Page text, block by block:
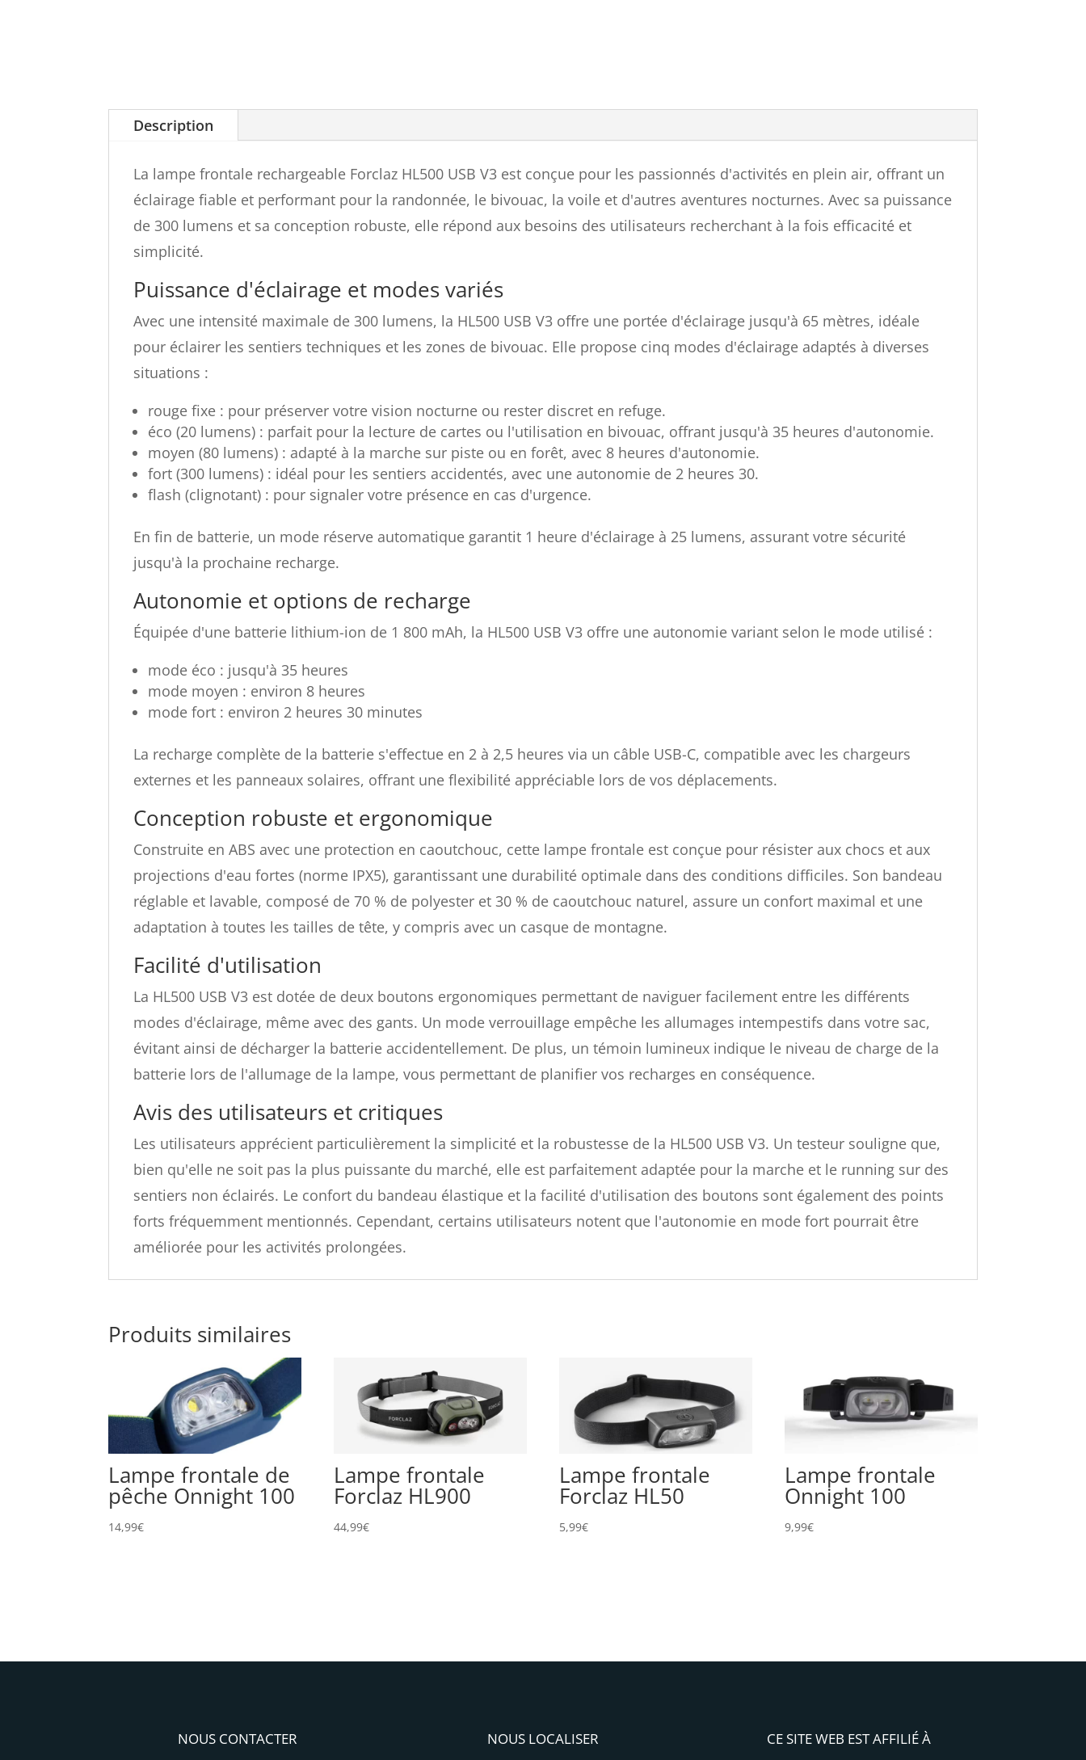
Description
La lampe frontale rechargeable Forclaz HL500 USB V3 est conçue pour les passionnés d'activités en plein air, offrant un
éclairage fiable et performant pour la randonnée, le bivouac, la voile et d'autres aventures nocturnes. Avec sa puissance
de 300 lumens et sa conception robuste, elle répond aux besoins des utilisateurs recherchant à la fois efficacité et
simplicité.
Puissance d'éclairage et modes variés
Avec une intensité maximale de 300 lumens, la HL500 USB V3 offre une portée d'éclairage jusqu'à 65 mètres, idéale
pour éclairer les sentiers techniques et les zones de bivouac. Elle propose cinq modes d'éclairage adaptés à diverses
situations :
rouge fixe : pour préserver votre vision nocturne ou rester discret en refuge.
éco (20 lumens) : parfait pour la lecture de cartes ou l'utilisation en bivouac, offrant jusqu'à 35 heures d'autonomie.
moyen (80 lumens) : adapté à la marche sur piste ou en forêt, avec 8 heures d'autonomie.
fort (300 lumens) : idéal pour les sentiers accidentés, avec une autonomie de 2 heures 30.
flash (clignotant) : pour signaler votre présence en cas d'urgence.
En fin de batterie, un mode réserve automatique garantit 1 heure d'éclairage à 25 lumens, assurant votre sécurité
jusqu'à la prochaine recharge.
Autonomie et options de recharge
Équipée d'une batterie lithium-ion de 1 800 mAh, la HL500 USB V3 offre une autonomie variant selon le mode utilisé :​
mode éco : jusqu'à 35 heures
mode moyen : environ 8 heures
mode fort : environ 2 heures 30 minutes
La recharge complète de la batterie s'effectue en 2 à 2,5 heures via un câble USB-C, compatible avec les chargeurs
externes et les panneaux solaires, offrant une flexibilité appréciable lors de vos déplacements.​
Conception robuste et ergonomique
Construite en ABS avec une protection en caoutchouc, cette lampe frontale est conçue pour résister aux chocs et aux
projections d'eau fortes (norme IPX5), garantissant une durabilité optimale dans des conditions difficiles. Son bandeau
réglable et lavable, composé de 70 % de polyester et 30 % de caoutchouc naturel, assure un confort maximal et une
adaptation à toutes les tailles de tête, y compris avec un casque de montagne.
Facilité d'utilisation
La HL500 USB V3 est dotée de deux boutons ergonomiques permettant de naviguer facilement entre les différents
modes d'éclairage, même avec des gants. Un mode verrouillage empêche les allumages intempestifs dans votre sac,
évitant ainsi de décharger la batterie accidentellement. De plus, un témoin lumineux indique le niveau de charge de la
batterie lors de l'allumage de la lampe, vous permettant de planifier vos recharges en conséquence.
Avis des utilisateurs et critiques
Les utilisateurs apprécient particulièrement la simplicité et la robustesse de la HL500 USB V3. Un testeur souligne que,
bien qu'elle ne soit pas la plus puissante du marché, elle est parfaitement adaptée pour la marche et le running sur des
sentiers non éclairés. Le confort du bandeau élastique et la facilité d'utilisation des boutons sont également des points
forts fréquemment mentionnés. Cependant, certains utilisateurs notent que l'autonomie en mode fort pourrait être
améliorée pour les activités prolongées.
Produits similaires
Lampe frontale de
pêche Onnight 100
14,99€
Lampe frontale
Forclaz HL900
44,99€
Lampe frontale
Forclaz HL50
5,99€
Lampe frontale
Onnight 100
9,99€
NOUS CONTACTER NOUS LOCALISER CE SITE WEB EST AFFILIÉ À